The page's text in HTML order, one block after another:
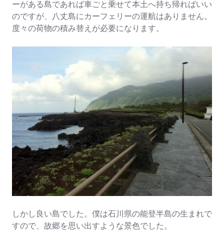
ーがある島であれば車ごと乗せて本土へ持ち帰ればいい
のですが、八丈島にカーフェリーの運航はありません。
度々の荷物の積み替えが必要になります。
しかし良い島でした。僕は石川県の能登半島の生まれで
すので、故郷を思い出すような景色でした。